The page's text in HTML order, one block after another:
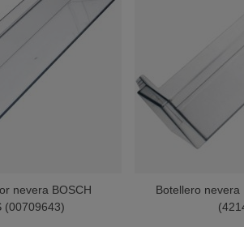
nevera BOSCH
(00709643)
Botellero nevera